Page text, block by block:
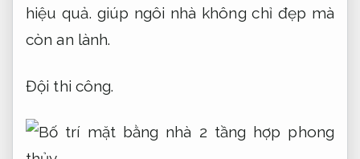
hiệu quả. giúp ngôi nhà không chỉ đẹp mà
còn an lành.
Đội thi công.